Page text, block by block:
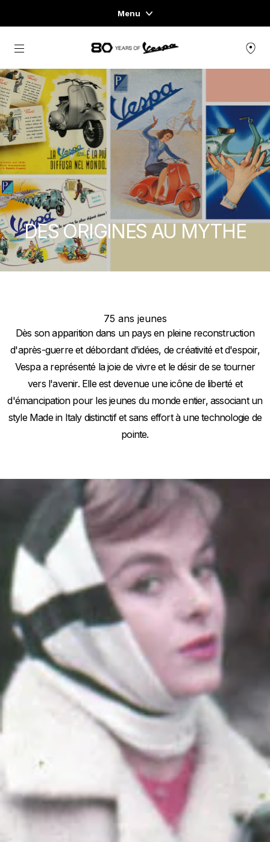
Menu
Home
GAMME DE VÉHICULES
PRÊT-À-PORTER ET LIFESTYLE
EXPÉRIENCES
CONCEPT STORE
Aller au contenu principal
DES ORIGINES AU MYTHE
75 ans jeunes
Dès son apparition dans un pays en pleine reconstruction
d'après-guerre et débordant d'idées, de créativité et d'espoir,
Vespa a représenté la joie de vivre et le désir de se tourner
vers l'avenir. Elle est devenue une icône de liberté et
d'émancipation pour les jeunes du monde entier, associant un
style Made in Italy distinctif et sans effort à une technologie de
pointe.